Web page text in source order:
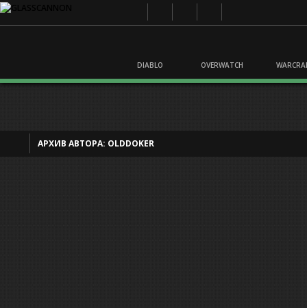
DIABLO OVERWATCH
АРХИВ АВТОРА: OLDDOKER